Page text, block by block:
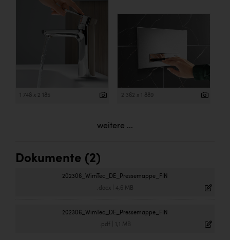
1 748 x 2 185 2 362 x 1 889
weitere ...
Dokumente (2)
202306_WimTec_DE_Pressemappe_FIN
.docx| 4,6 MB
202306_WimTec_DE_Pressemappe_FIN
.pdf 1,1 MB